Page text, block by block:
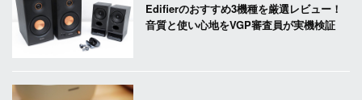
Edifierのおすすめ3機種を厳選レビュー！
音質と使い心地をVGP審査員が実機検証